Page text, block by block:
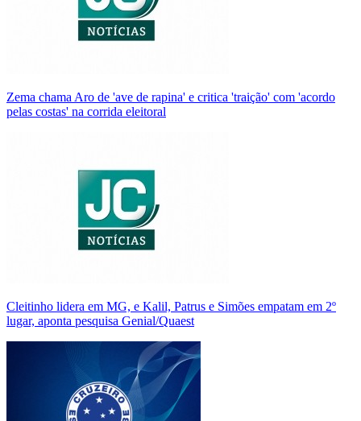
Zema chama Aro de 'ave de rapina' e critica 'traição' com 'acordo
pelas costas' na corrida eleitoral
Cleitinho lidera em MG, e Kalil, Patrus e Simões empatam em 2º
lugar, aponta pesquisa Genial/Quaest